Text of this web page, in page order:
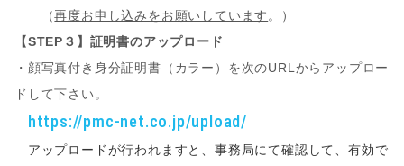
（再度お申し込みをお願いしています 。）
【STEP３】証明書のアップロード
・顔写真付き身分証明書（カラー）を次のURLからアップロー
ドして下さい。
https://pmc-net.co.jp/upload/
アップロードが行われますと、事務局にて確認して、有効で